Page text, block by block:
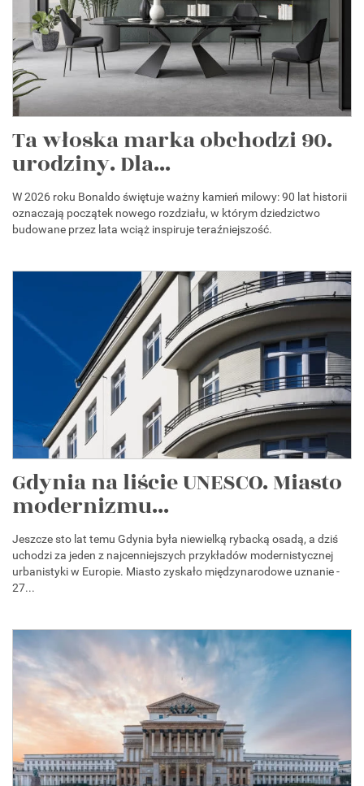
Ta włoska marka obchodzi 90.
urodziny. Dla...
W 2026 roku Bonaldo świętuje ważny kamień milowy: 90 lat historii
oznaczają początek nowego rozdziału, w którym dziedzictwo
budowane przez lata wciąż inspiruje teraźniejszość.
Gdynia na liście UNESCO. Miasto
modernizmu...
Jeszcze sto lat temu Gdynia była niewielką rybacką osadą, a dziś
uchodzi za jeden z najcenniejszych przykładów modernistycznej
urbanistyki w Europie. Miasto zyskało międzynarodowe uznanie -
27...